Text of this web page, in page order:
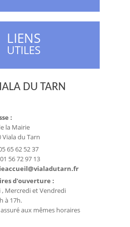
LIENS
UTILES
DU TARN
:
la Mairie
Viala du Tarn
65 62 52 37
01 56 72 97 13
d'ouverture :
, Mercredi et Vendredi
à 17h.
aux mêmes horaires